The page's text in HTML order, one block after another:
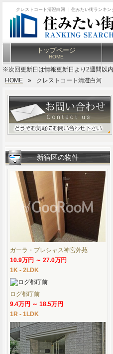
クレストコート清澄白河 ｜住みたい街ランキン
トップページ
HOME
※次回更新日は情報更新日より2週間以
HOME
» クレストコート清澄白河
新宿区の物件
ガーラ・プレシャス神宮外苑
10.9万円 ～ 27.0万円
1K - 2LDK
ログ都庁前
9.4万円 ～ 18.5万円
1R - 1LDK